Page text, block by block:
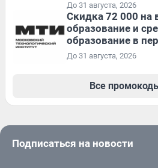
До 31 августа, 2026
Скидка 72 000 на
образование и
образование в
До 31 августа, 2026
Все
Подписаться на новости